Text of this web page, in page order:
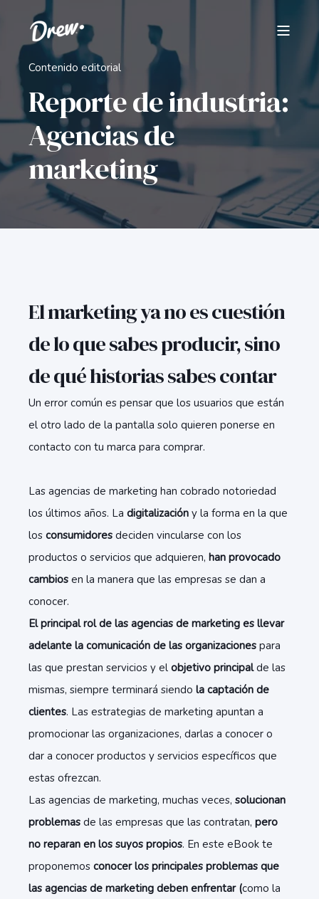
Contenido editorial
Reporte de industria:
Agencias de
marketing
El marketing ya no es cuestión
de lo que sabes producir, sino
de qué historias sabes contar
Un error común es pensar que los usuarios que están
el otro lado de la pantalla solo quieren ponerse en
contacto con tu marca para comprar.
Las agencias de marketing han cobrado notoriedad
los últimos años. La digitalización y la forma en la que
los consumidores deciden vincularse con los
productos o servicios que adquieren, han provocado
cambios en la manera que las empresas se dan a
conocer.
El principal rol de las agencias de marketing es llevar
adelante la comunicación de las organizaciones para
las que prestan servicios y el objetivo principalde las
mismas, siempre terminará siendo la captación de
clientes. Las estrategias de marketing apuntan a
promocionar las organizaciones, darlas a conocer o
dar a conocer productos y servicios específicos que
estas ofrezcan.
Las agencias de marketing, muchas veces, solucionan
problemas de las empresas que las contratan, pero
no reparan en los suyos propios. En este eBook te
proponemos conocer los principales problemas que
las agencias de marketing deben enfrentar (como la